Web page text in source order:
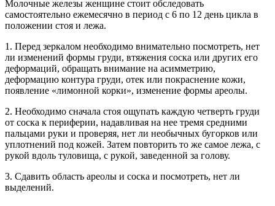
Молочные железы женщине стоит обследовать
самостоятельно ежемесячно в период с 6 по 12 день цикла в
положении стоя и лежа.
1. Перед зеркалом необходимо внимательно посмотреть, нет
ли изменений формы груди, втяжения соска или других его
деформаций, обращать внимание на асимметрию,
деформацию контура груди, отек или покраснение кожи,
появление «лимонной корки», изменение формы ареолы.
2. Необходимо сначала стоя ощупать каждую четверть груди
от соска к периферии, надавливая на нее тремя средними
пальцами руки и проверяя, нет ли необычных бугорков или
уплотнений под кожей. Затем повторить то же самое лежа, с
рукой вдоль туловища, с рукой, заведенной за голову.
3. Сдавить область ареолы и соска и посмотреть, нет ли
выделений.